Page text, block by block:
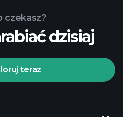
czekasz?
dzisiaj
teraz